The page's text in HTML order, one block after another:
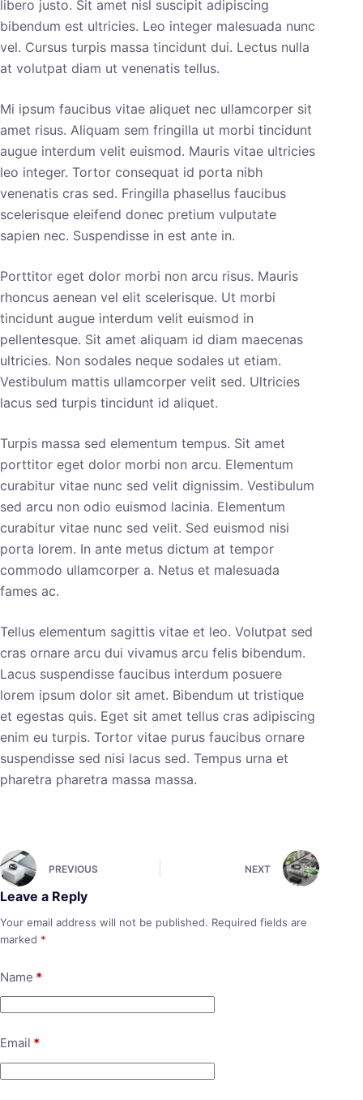
libero justo. Sit amet nisl suscipit adipiscing
bibendum est ultricies. Leo integer malesuada nunc
vel. Cursus turpis massa tincidunt dui. Lectus nulla
at volutpat diam ut venenatis tellus.
Mi ipsum faucibus vitae aliquet nec ullamcorper sit
amet risus. Aliquam sem fringilla ut morbi tincidunt
augue interdum velit euismod. Mauris vitae ultricies
leo integer. Tortor consequat id porta nibh
venenatis cras sed. Fringilla phasellus faucibus
scelerisque eleifend donec pretium vulputate
sapien nec. Suspendisse in est ante in.
Porttitor eget dolor morbi non arcu risus. Mauris
rhoncus aenean vel elit scelerisque. Ut morbi
tincidunt augue interdum velit euismod in
pellentesque. Sit amet aliquam id diam maecenas
ultricies. Non sodales neque sodales ut etiam.
Vestibulum mattis ullamcorper velit sed. Ultricies
lacus sed turpis tincidunt id aliquet.
Turpis massa sed elementum tempus. Sit amet
porttitor eget dolor morbi non arcu. Elementum
curabitur vitae nunc sed velit dignissim. Vestibulum
sed arcu non odio euismod lacinia. Elementum
curabitur vitae nunc sed velit. Sed euismod nisi
porta lorem. In ante metus dictum at tempor
commodo ullamcorper a. Netus et malesuada
fames ac.
Tellus elementum sagittis vitae et leo. Volutpat sed
cras ornare arcu dui vivamus arcu felis bibendum.
Lacus suspendisse faucibus interdum posuere
lorem ipsum dolor sit amet. Bibendum ut tristique
et egestas quis. Eget sit amet tellus cras adipiscing
enim eu turpis. Tortor vitae purus faucibus ornare
suspendisse sed nisi lacus sed. Tempus urna et
pharetra pharetra massa massa.
PREVIOUS NEXT
Leave a Reply
Your email address will not be published. Required fields are
marked *
Name *
Email *